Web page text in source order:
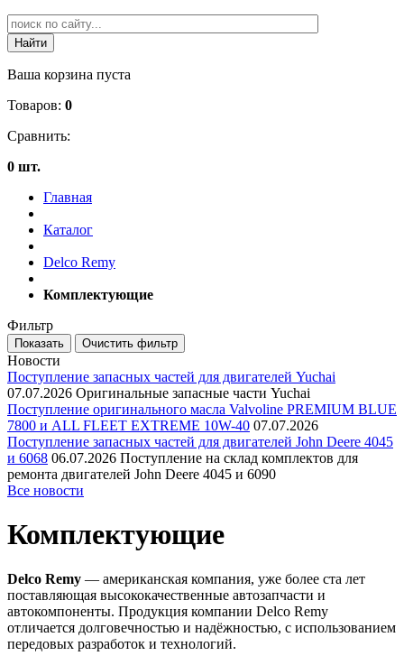
Ваша корзина пуста
Товаров: 0
Сравнить:
0 шт.
Главная
Каталог
Delco Remy
Комплектующие
Фильтр
Новости
Поступление запасных частей для двигателей Yuchai
07.07.2026 Оригинальные запасные части Yuchai
Поступление оригинального масла Valvoline PREMIUM BLUE
7800 и ALL FLEET EXTREME 10W-40 07.07.2026
Поступление запасных частей для двигателей John Deere 4045
и 6068 06.07.2026 Поступление на склад комплектов для
ремонта двигателей John Deere 4045 и 6090
Все новости
Комплектующие
Delco Remy — американская компания, уже более ста лет
поставляющая высококачественные автозапчасти и
автокомпоненты. Продукция компании Delco Remy
отличается долговечностью и надёжностью, с использованием
передовых разработок и технологий.